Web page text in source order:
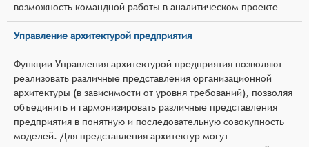
возможность командной работы в аналитическом проекте
Управление архитектурой предприятия
Функции Управления архитектурой предприятия позволяют
реализовать различные представления организационной
архитектуры (в зависимости от уровня требований), позволяя
объединить и гармонизировать различные представления
предприятия в понятную и последовательную совокупность
моделей. Для представления архитектур могут